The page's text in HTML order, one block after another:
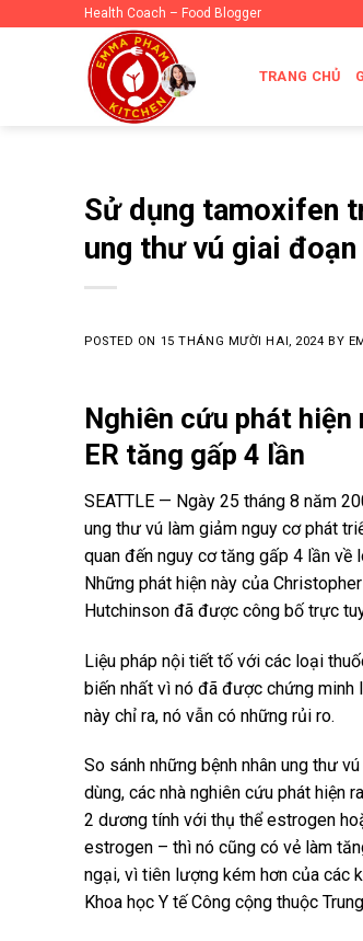
Health Coach – Food Blogger
TRANG CHỦ
Sử dụng tamoxifen
ung thư vú giai
POSTED ON 15 THÁNG MƯỜI HAI, 2024 BY
Nghiên cứu phát
ER tăng gấp 4 lần
SEATTLE — Ngày 25 tháng 8 năm
ung thư vú làm giảm nguy cơ phát
quan đến nguy cơ tăng gấp 4 lần về
Những phát hiện này của
Hutchinson đã được công bố trực
Liệu pháp nội tiết tố với các loại
biến nhất vì nó đã được chứng minh
này chỉ ra, nó vẫn có những rủi ro.
So sánh những bệnh nhân ung thư
dùng, các nhà nghiên cứu phát hiện
2 dương tính với thụ thể estrogen
estrogen – thì nó cũng có vẻ làm
ngại, vì tiên lượng kém hơn của các
Khoa học Y tế Công cộng thuộc